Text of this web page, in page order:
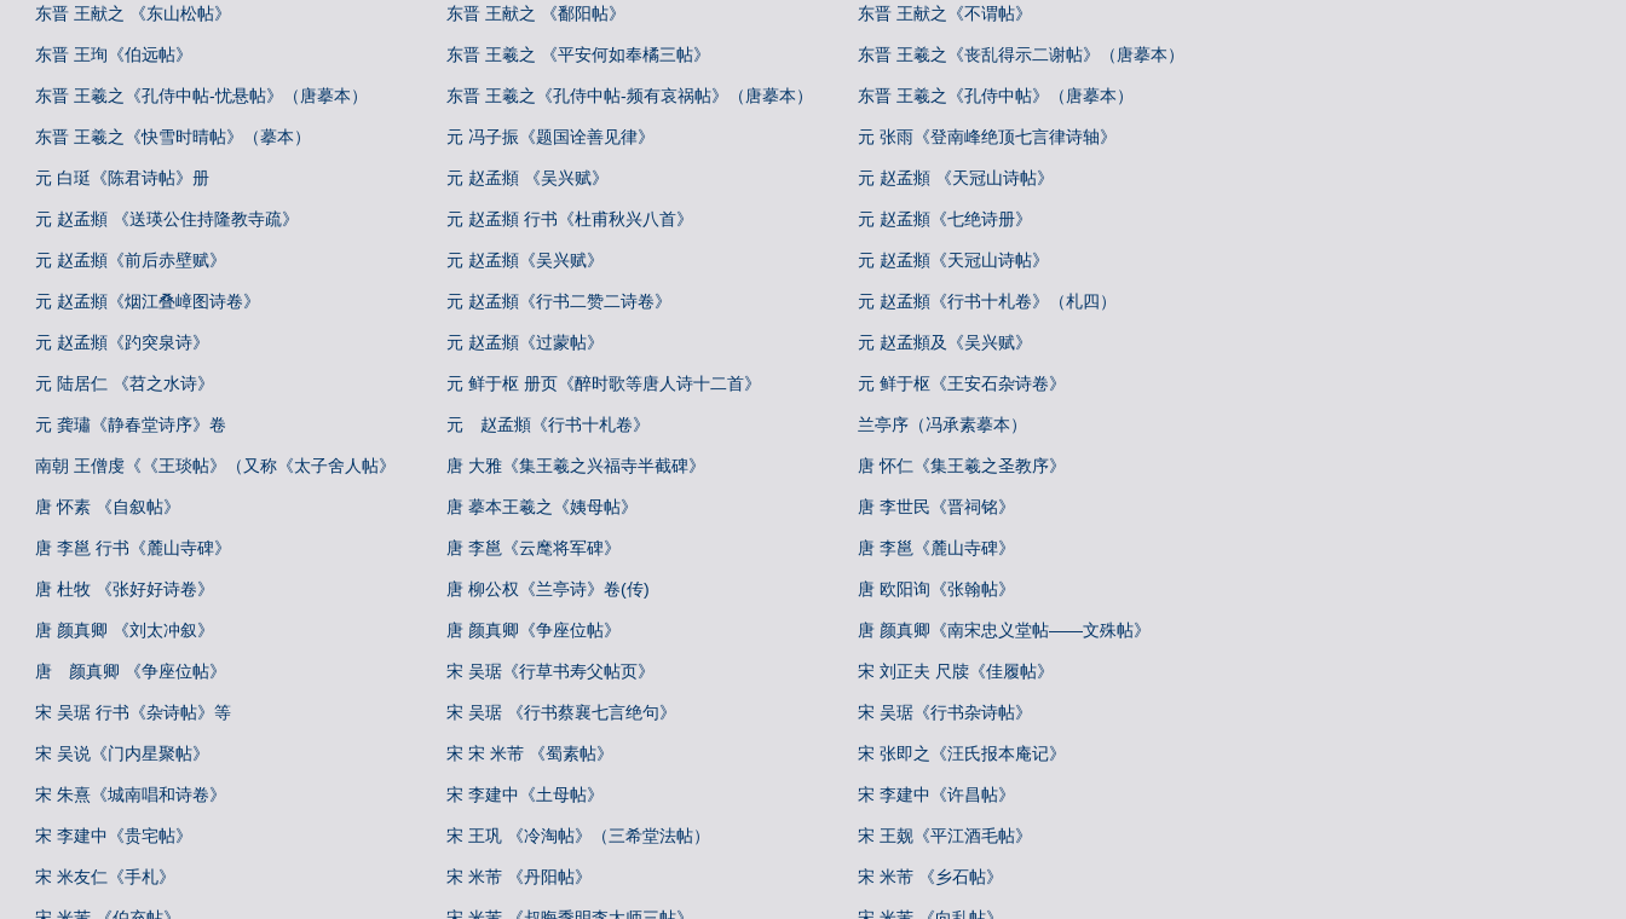
东晋 王献之 《东山松帖》 东晋 王献之 《鄱阳帖》 东晋 王献之《不谓帖》
东晋 王珣《伯远帖》 东晋 王羲之 《平安何如奉橘三帖》 东晋 王羲之《丧乱得示二谢帖》（唐摹本）
东晋 王羲之《孔侍中帖-忧悬帖》（唐摹本） 东晋 王羲之《孔侍中帖-频有哀祸帖》（唐摹本） 东晋 王羲之《孔侍中帖》（唐摹本）
东晋 王羲之《快雪时晴帖》（摹本） 元 冯子振《题国诠善见律》 元 张雨《登南峰绝顶七言律诗轴》
元 白珽《陈君诗帖》册 元 赵孟頫 《吴兴赋》 元 赵孟頫 《天冠山诗帖》
元 赵孟頫 《送瑛公住持隆教寺疏》 元 赵孟頫 行书《杜甫秋兴八首》 元 赵孟頫《七绝诗册》
元 赵孟頫《前后赤壁赋》 元 赵孟頫《吴兴赋》 元 赵孟頫《天冠山诗帖》
元 赵孟頫《烟江叠嶂图诗卷》 元 赵孟頫《行书二赞二诗卷》 元 赵孟頫《行书十札卷》（札四）
元 赵孟頫《趵突泉诗》 元 赵孟頫《过蒙帖》 元 赵孟頫及《吴兴赋》
元 陆居仁 《苕之水诗》 元 鲜于枢 册页《醉时歌等唐人诗十二首》 元 鲜于枢《王安石杂诗卷》
元 龚璛《静春堂诗序》卷 元 赵孟頫《行书十札卷》 兰亭序（冯承素摹本）
南朝 王僧虔《《王琰帖》（又称《太子舍人帖》 唐 大雅《集王羲之兴福寺半截碑》 唐 怀仁《集王羲之圣教序》
唐 怀素 《自叙帖》 唐 摹本王羲之《姨母帖》 唐 李世民《晋祠铭》
唐 李邕 行书《麓山寺碑》 唐 李邕《云麾将军碑》 唐 李邕《麓山寺碑》
唐 杜牧 《张好好诗卷》 唐 柳公权《兰亭诗》卷(传) 唐 欧阳询《张翰帖》
唐 颜真卿 《刘太冲叙》 唐 颜真卿《争座位帖》 唐 颜真卿《南宋忠义堂帖——文殊帖》
唐 颜真卿 《争座位帖》 宋 吴琚《行草书寿父帖页》 宋 刘正夫 尺牍《佳履帖》
宋 吴琚 行书《杂诗帖》等 宋 吴琚 《行书蔡襄七言绝句》 宋 吴琚《行书杂诗帖》
宋 吴说《门内星聚帖》 宋 宋 米芾 《蜀素帖》 宋 张即之《汪氏报本庵记》
宋 朱熹《城南唱和诗卷》 宋 李建中《土母帖》 宋 李建中《许昌帖》
宋 李建中《贵宅帖》 宋 王巩 《冷淘帖》（三希堂法帖） 宋 王觌《平江酒毛帖》
宋 米友仁《手札》 宋 米芾 《丹阳帖》 宋 米芾 《乡石帖》